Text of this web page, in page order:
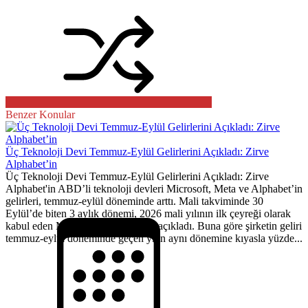
Benzer Konular
Üç Teknoloji Devi Temmuz-Eylül Gelirlerini Açıkladı: Zirve
Alphabet’in
Üç Teknoloji Devi Temmuz-Eylül Gelirlerini Açıkladı: Zirve
Alphabet'in ABD’li teknoloji devleri Microsoft, Meta ve Alphabet’in
gelirleri, temmuz-eylül döneminde arttı. Mali takviminde 30
Eylül’de biten 3 aylık dönemi, 2026 mali yılının ilk çeyreği olarak
kabul eden Microsoft, bilançosunu açıkladı. Buna göre şirketin geliri
temmuz-eylül döneminde geçen yılın aynı dönemine kıyasla yüzde...